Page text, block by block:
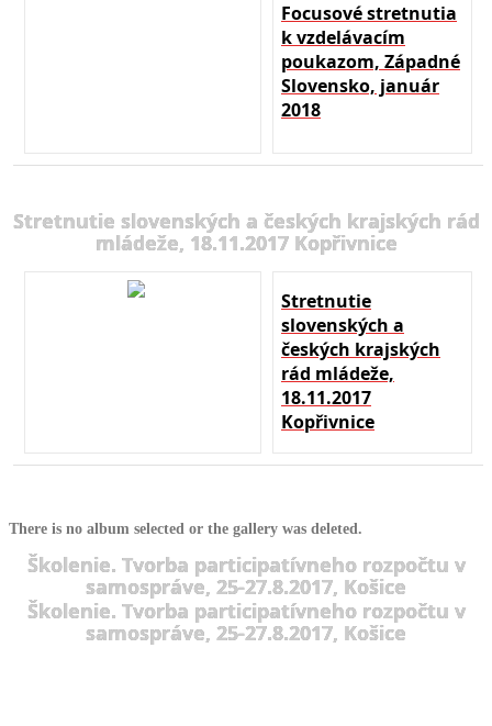
Focusové stretnutia
k vzdelávacím
poukazom, Západné
Slovensko, január
2018
Stretnutie slovenských a českých krajských rád
mládeže, 18.11.2017 Kopřivnice
Stretnutie
slovenských a
českých krajských
rád mládeže,
18.11.2017
Kopřivnice
There is no album selected or the gallery was deleted.
Školenie. Tvorba participatívneho rozpočtu v
samospráve, 25-27.8.2017, Košice
Školenie. Tvorba participatívneho rozpočtu v
samospráve, 25-27.8.2017, Košice